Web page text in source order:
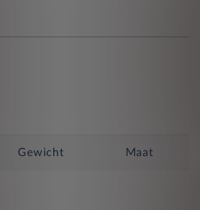
Gewicht Maat